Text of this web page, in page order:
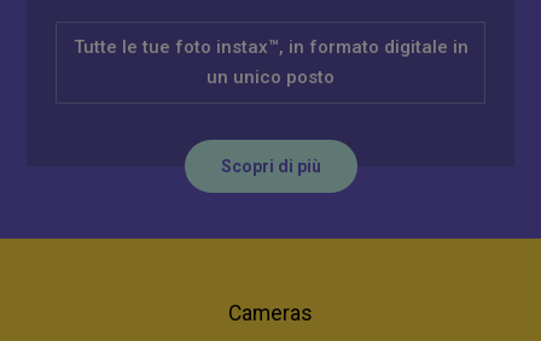
Tutte le tue foto instax™, in formato digitale in
un unico posto
Scopri di più
Cameras